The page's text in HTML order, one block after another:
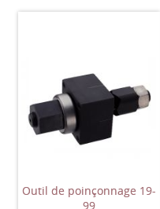
Outil de poinçonnage 19-
99